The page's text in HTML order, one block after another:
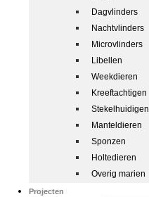
Dagvlinders
Nachtvlinders
Microvlinders
Libellen
Weekdieren
Kreeftachtigen
Stekelhuidigen
Manteldieren
Sponzen
Holtedieren
Overig marien
Projecten